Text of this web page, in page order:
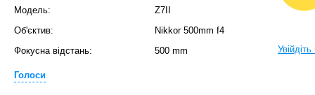
Модель:
Z7II
Об'єктив:
Nikkor 500mm f4
Фокусна відстань:
500 mm
Голоси